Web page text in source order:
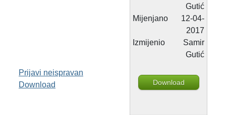
Prijavi neispravan
Download
Gutić
Mijenjano
12-04-
2017
Izmijenio
Samir
Gutić
Download